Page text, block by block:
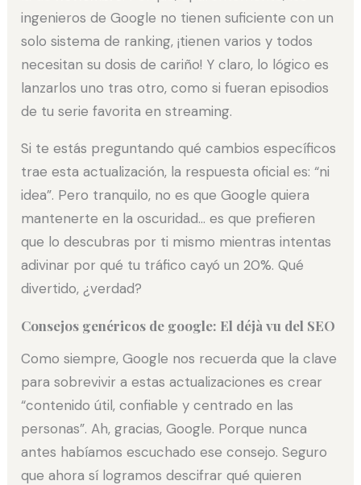
ingenieros de Google no tienen suficiente con un
solo sistema de ranking, ¡tienen varios y todos
necesitan su dosis de cariño! Y claro, lo lógico es
lanzarlos uno tras otro, como si fueran episodios
de tu serie favorita en streaming.
Si te estás preguntando qué cambios específicos
trae esta actualización, la respuesta oficial es: “ni
idea”. Pero tranquilo, no es que Google quiera
mantenerte en la oscuridad… es que prefieren
que lo descubras por ti mismo mientras intentas
adivinar por qué tu tráfico cayó un 20%. Qué
divertido, ¿verdad?
Consejos genéricos de google: El déjà vu del SEO
Como siempre, Google nos recuerda que la clave
para sobrevivir a estas actualizaciones es crear
“contenido útil, confiable y centrado en las
personas”. Ah, gracias, Google. Porque nunca
antes habíamos escuchado ese consejo. Seguro
que ahora sí logramos descifrar qué quieren